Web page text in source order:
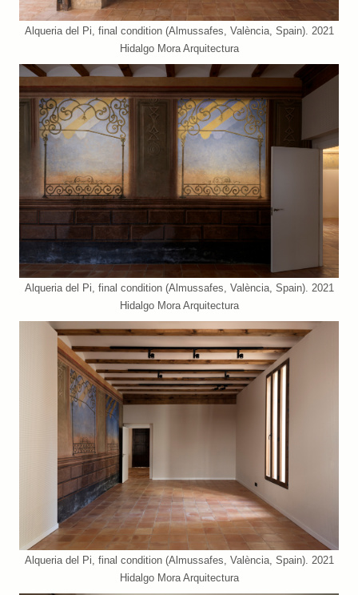
Alqueria del Pi, final condition (Almussafes, València, Spain). 2021
Hidalgo Mora Arquitectura
Alqueria del Pi, final condition (Almussafes, València, Spain). 2021
Hidalgo Mora Arquitectura
Alqueria del Pi, final condition (Almussafes, València, Spain). 2021
Hidalgo Mora Arquitectura